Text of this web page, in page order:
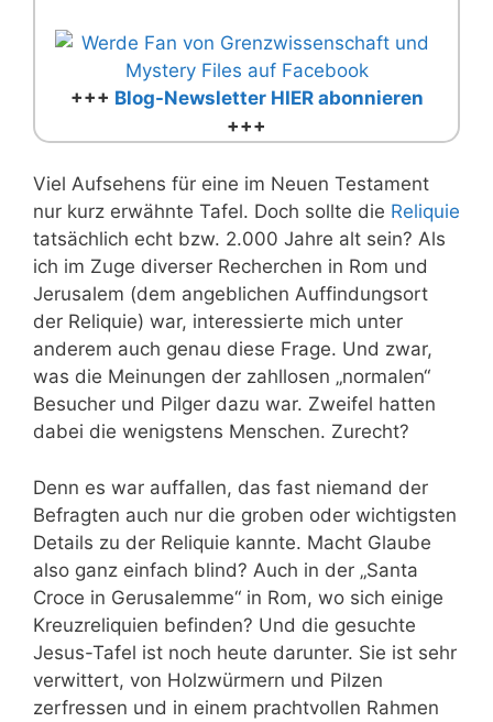
+++ Blog-Newsletter HIER abonnieren
+++
Viel Aufsehens für eine im Neuen Testament
nur kurz erwähnte Tafel. Doch sollte die Reliquie
tatsächlich echt bzw. 2.000 Jahre alt sein? Als
ich im Zuge diverser Recherchen in Rom und
Jerusalem (dem angeblichen Auffindungsort
der Reliquie) war, interessierte mich unter
anderem auch genau diese Frage. Und zwar,
was die Meinungen der zahllosen „normalen“
Besucher und Pilger dazu war. Zweifel hatten
dabei die wenigstens Menschen. Zurecht?
Denn es war auffallen, das fast niemand der
Befragten auch nur die groben oder wichtigsten
Details zu der Reliquie kannte. Macht Glaube
also ganz einfach blind? Auch in der „Santa
Croce in Gerusalemme“ in Rom, wo sich einige
Kreuzreliquien befinden? Und die gesuchte
Jesus-Tafel ist noch heute darunter. Sie ist sehr
verwittert, von Holzwürmern und Pilzen
zerfressen und in einem prachtvollen Rahmen